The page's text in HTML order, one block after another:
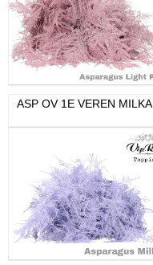
ASP OV 1E VEREN MILKA